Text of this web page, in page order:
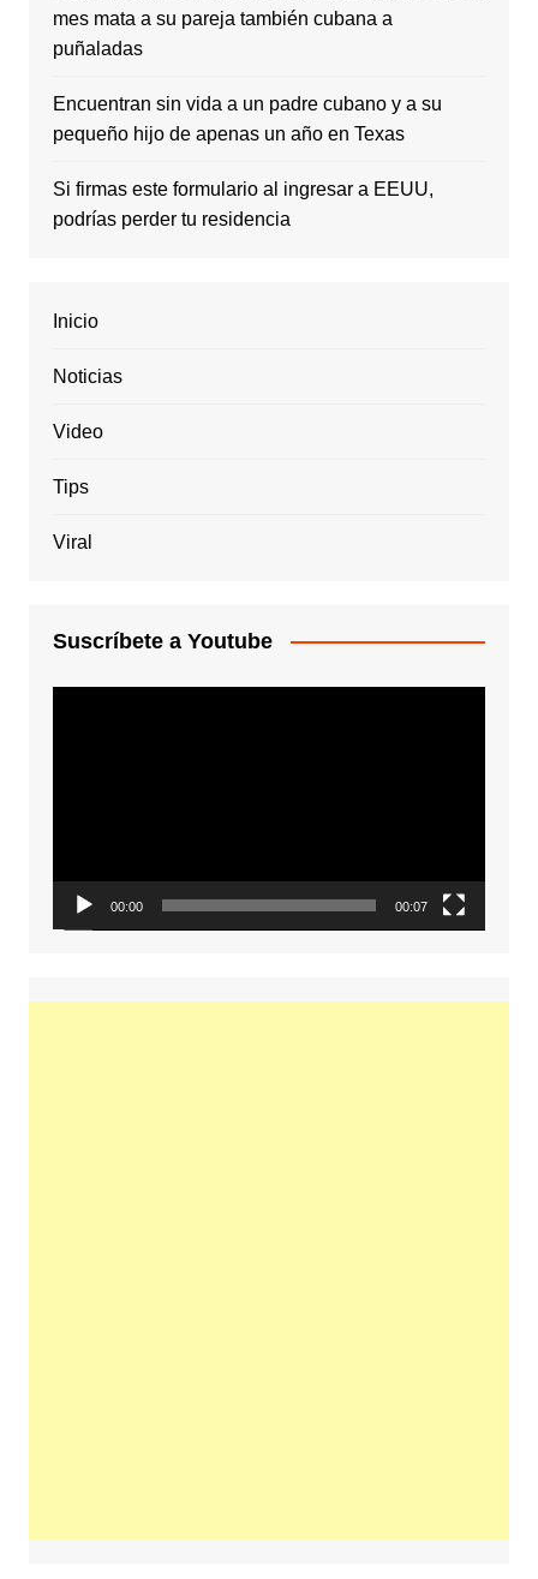
mes mata a su pareja también cubana a
puñaladas
Encuentran sin vida a un padre cubano y a su
pequeño hijo de apenas un año en Texas
Si firmas este formulario al ingresar a EEUU,
podrías perder tu residencia
Inicio
Noticias
Video
Tips
Viral
Suscríbete a Youtube
00:00 00:07